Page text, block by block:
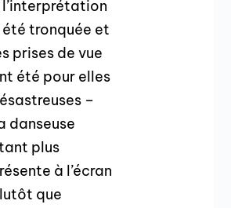
l’interprétation
été tronquée et
prises de vue
été pour elles
–
danseuse
plus
à l’écran
que